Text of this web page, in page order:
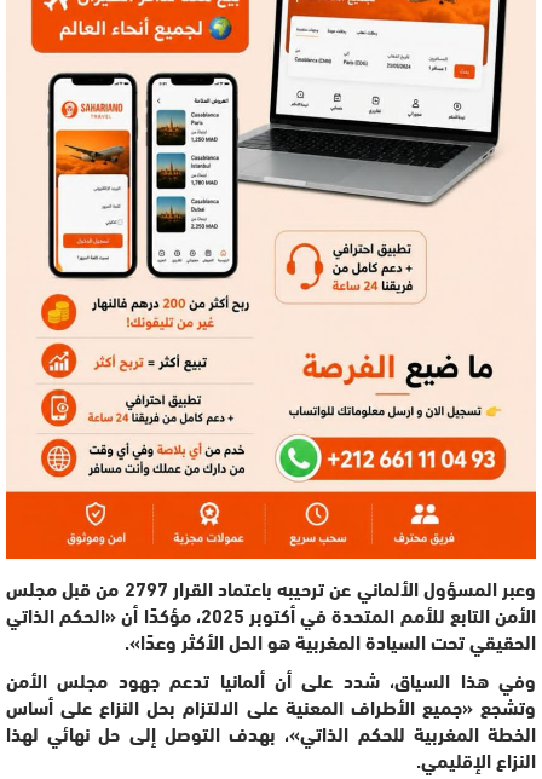
وعبر المسؤول الألماني عن ترحيبه باعتماد القرار 2797 من قبل مجلس
الأمن التابع للأمم المتحدة في أكتوبر 2025، مؤكدًا أن «الحكم الذاتي
الحقيقي تحت السيادة المغربية هو الحل الأكثر وعدًا».
وفي هذا السياق، شدد على أن ألمانيا تدعم جهود مجلس الأمن
وتشجع «جميع الأطراف المعنية على الالتزام بحل النزاع على أساس
الخطة المغربية للحكم الذاتي»، بهدف التوصل إلى حل نهائي لهذا
النزاع الإقليمي.